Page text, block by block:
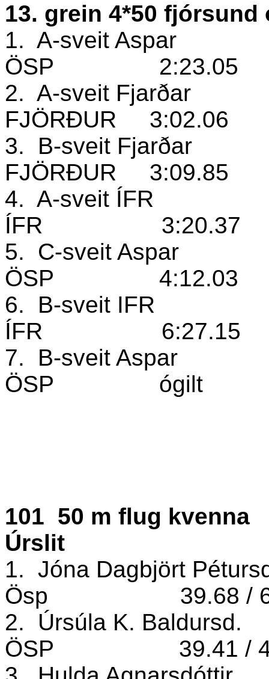
13. grein 4*50
1. A-sveit Aspar
ÖSP
2:23.05
2. A-sveit Fjarðar
FJÖRÐUR
3:02.06
3.
B-sveit Fjarðar
FJÖRÐUR
3:09.85
4. A-sveit ÍFR
ÍFR
3:20.37
5.
C-sveit Aspar
ÖSP
4:12.03
6.
B-sveit IFR
ÍFR
6:27.15
7.
B-sveit Aspar
ÖSP
ógilt
101 50 m flug kvenna
Úrslit
1. Jóna Dagbjört
Ösp
39.68 /
2.
Úrsúla K. Baldursd.
ÖSP
39.41 /